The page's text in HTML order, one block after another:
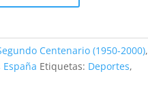
Centenario (1950-2000),
Etiquetas: Deportes,